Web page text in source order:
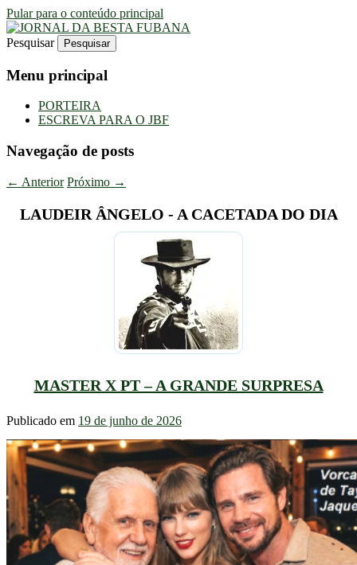
Pular para o conteúdo principal
JORNAL DA BESTA FUBANA
Uma Gazeta Escrota
Pesquisar
Menu principal
PORTEIRA
ESCREVA PARA O JBF
Navegação de posts
← Anterior Próximo →
LAUDEIR ÂNGELO - A CACETADA DO DIA
MASTER X PT – A GRANDE SURPRESA
Publicado em 19 de junho de 2026